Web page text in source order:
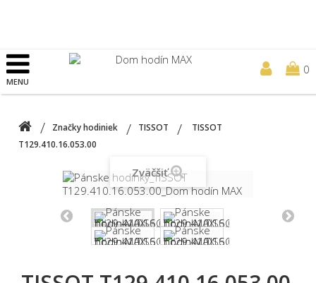
MENU
0
Značky hodiniek TISSOT
TISSOT
T129.410.16.053.00
Zväčšiť